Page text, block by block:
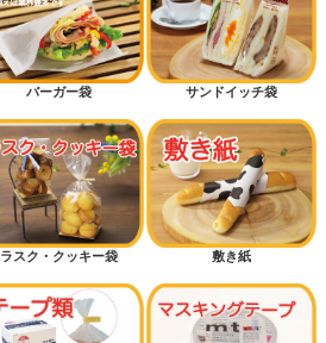
バーガー袋 サンドイッチ袋
ラスク・クッキー袋 敷き紙